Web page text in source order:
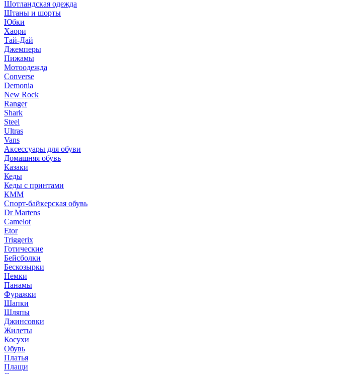
Шотландская одежда
Штаны и шорты
Юбки
Хаори
Тай-Дай
Джемперы
Пижамы
Мотоодежда
Converse
Demonia
New Rock
Ranger
Shark
Steel
Ultras
Vans
Аксессуары для обуви
Домашняя обувь
Казаки
Кеды
Кеды с принтами
КММ
Спорт-байкерская обувь
Dr Martens
Camelot
Etor
Triggerix
Готические
Бейсболки
Бескозырки
Немки
Панамы
Фуражки
Шапки
Шляпы
Джинсовки
Жилеты
Косухи
Обувь
Платья
Плащи